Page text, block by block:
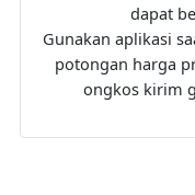
dapat
Gunakan aplikasi
potongan harga
ongkos kirim